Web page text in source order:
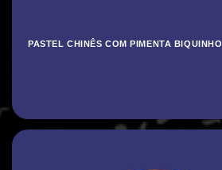
PASTEL CHINÊS COM PIMENTA BIQUINHO